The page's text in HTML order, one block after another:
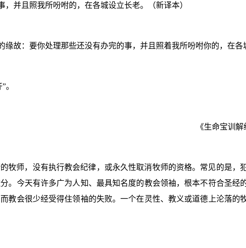
并且照我所吩咐的，在各城设立长老。（新译本）
故：要你处理那些还没有办完的事，并且照着我所吩咐你的，在各
。
《生命宝训
牧师，没有执行教会纪律，或永久性取消牧师的资格。常见的是，
。今天有许多广为人知、最具知名度的教会领袖，根本不符合圣经
教会很少经受得住领袖的失败。一个在灵性、教义或道德上沦落的